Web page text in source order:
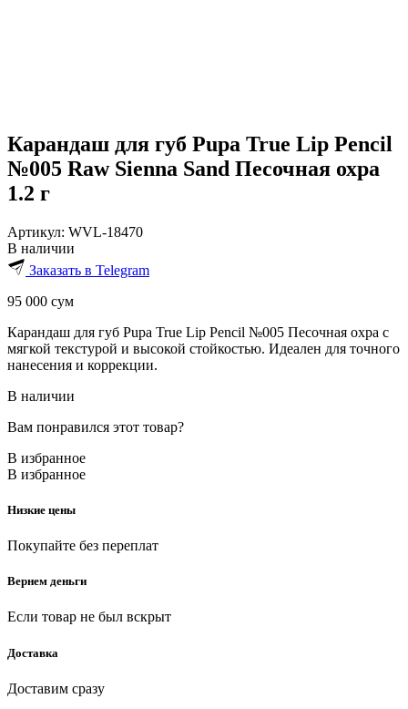
Карандаш для губ Pupa True Lip Pencil
№005 Raw Sienna Sand Песочная охра
1.2 г
Артикул: WVL-18470
В наличии
Заказать в Telegram
95 000 сум
Карандаш для губ Pupa True Lip Pencil №005 Песочная охра с
мягкой текстурой и высокой стойкостью. Идеален для точного
нанесения и коррекции.
В наличии
Вам понравился этот товар?
В избранное
В избранное
Низкие цены
Покупайте без переплат
Вернем деньги
Если товар не был вскрыт
Доставка
Доставим сразу